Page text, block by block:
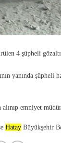
4 şüpheli
yanında
emniyet
Hatay Büyükşehir